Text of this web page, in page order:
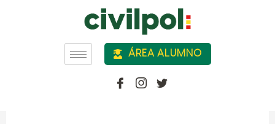
ÁREA ALUMNO
Día:20 de julio de